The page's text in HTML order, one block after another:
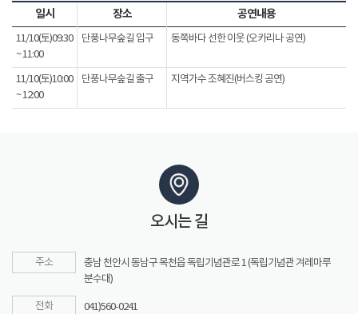
일시 장소 공연내용
11/10(토)09:30
~ 11:00
단풍나무숲길 입구 동쪽바다 선한 이웃 (오카리나 공연)
11/10(토)10:00
~ 12:00
단풍나무숲길 출구 지역가수 조혜진(버스킹 공연)
오시는 길
주소
충남 천안시 동남구 목천읍 독립기념관로 1 (독립기념관 겨레마루
분수대)
전화 041)560-0241